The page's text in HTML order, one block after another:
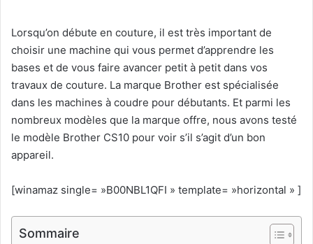
Lorsqu’on débute en couture, il est très important de
choisir une machine qui vous permet d’apprendre les
bases et de vous faire avancer petit à petit dans vos
travaux de couture. La marque Brother est spécialisée
dans les machines à coudre pour débutants. Et parmi les
nombreux modèles que la marque offre, nous avons testé
le modèle Brother CS10 pour voir s’il s’agit d’un bon
appareil.
[winamaz single= »B00NBL1QFI » template= »horizontal » ]
Sommaire